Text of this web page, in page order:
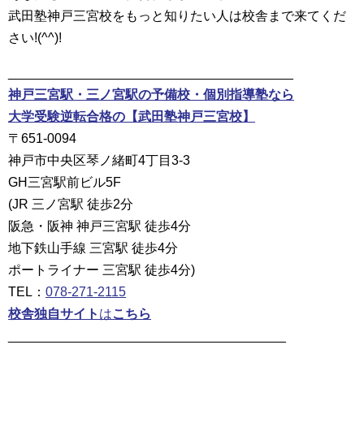
武田塾神戸三宮校をもっと知りたい人は校舎まで来てくだ
さい!(^^)!
神戸三宮駅・三ノ宮駅の予備校・個別指導塾なら
大学受験逆転合格の【武田塾神戸三宮校】
〒651-0094
神戸市中央区琴ノ緒町4丁目3-3
GH三宮駅前ビル5F
(JR 三ノ宮駅 徒歩2分
阪急・阪神 神戸三宮駅 徒歩4分
地下鉄山手線 三宮駅 徒歩4分
ポートライナー 三宮駅 徒歩4分)
TEL： 078-271-2115
校舎独自サイト はこちら